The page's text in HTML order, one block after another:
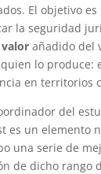
El objetivo
la seguridad
añadido del
lo produce:
en territorios
del
es un elemento
una serie de
de dicho rango